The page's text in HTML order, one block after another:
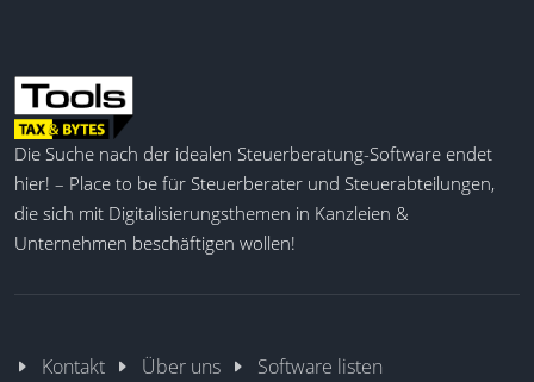
Die Suche nach der idealen Steuerberatung-Software endet
hier! – Place to be für Steuerberater und Steuerabteilungen,
die sich mit Digitalisierungsthemen in Kanzleien &
Unternehmen beschäftigen wollen!
Kontakt Über uns Software listen